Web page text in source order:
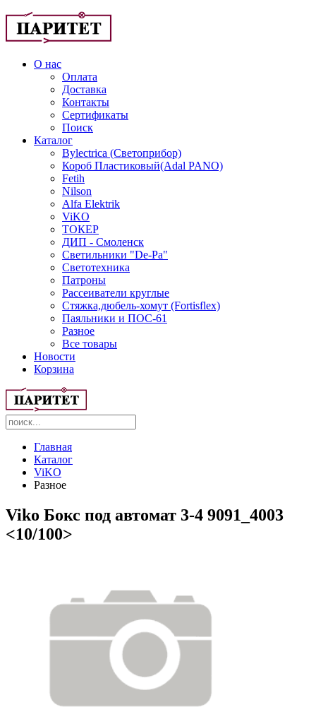
О нас
Оплата
Доставка
Контакты
Сертификаты
Поиск
Каталог
Bylectrica (Светоприбор)
Короб Пластиковый(Adal PANO)
Fetih
Nilson
Alfa Elektrik
ViKO
ТОКЕР
ДИП - Смоленск
Светильники "De-Pa"
Светотехника
Патроны
Рассеиватели круглые
Стяжка,дюбель-хомут (Fortisflex)
Паяльники и ПОС-61
Разное
Все товары
Новости
Корзина
Главная
Каталог
ViKO
Разное
Viko Бокс под автомат 3-4 9091_4003
<10/100>